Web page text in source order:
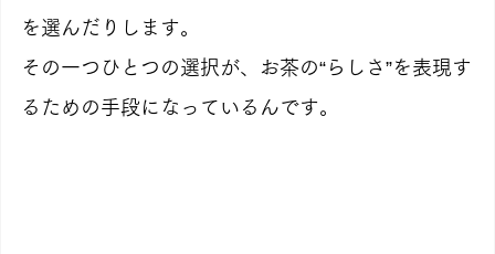
を選んだりします。
その一つひとつの選択が、お茶の“らしさ”を表現す
るための手段になっているんです。